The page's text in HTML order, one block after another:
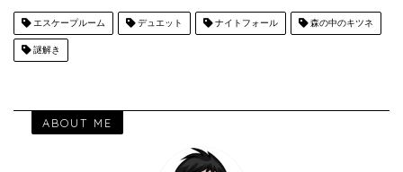
エスケープルーム デュエット ナイトフォール 森の中のキツネ
謎解き
ABOUT ME